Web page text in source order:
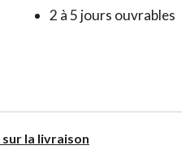
2 à 5 jours ouvrables
la livraison